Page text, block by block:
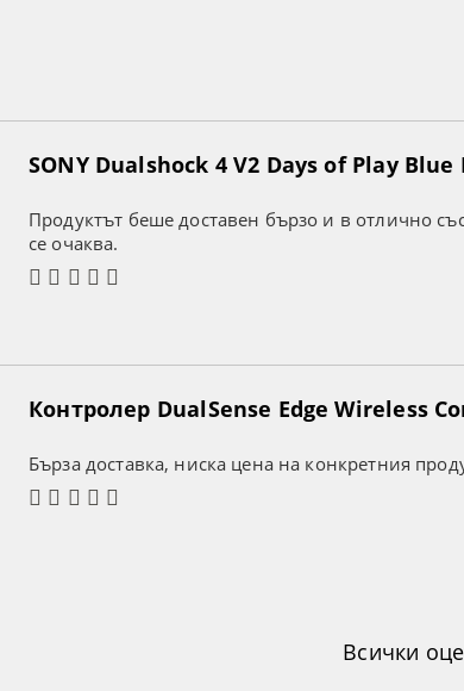
SONY Dualshock 4 V2 Days of Play
Продуктът беше доставен бързо и в отлично
се очаква.
Контролер DualSense Edge Wireless
Бърза доставка, ниска цена на конкретния
Всички